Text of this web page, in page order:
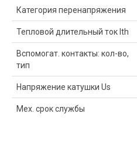
Категория перенапряжения
Тепловой длительный ток Ith
Вспомогат. контакты: кол-во,
тип
Напряжение катушки Us
Мех. срок службы